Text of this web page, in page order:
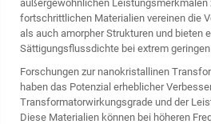
außergewöhnlichen Leistungsmerkmalen
fortschrittlichen Materialien vereinen die
als auch amorpher Strukturen und bieten
Sättigungsflussdichte bei extrem
Forschungen zur nanokristallinen
haben das Potenzial erheblicher
Transformatorwirkungsgrade und der
Diese Materialien können bei höheren